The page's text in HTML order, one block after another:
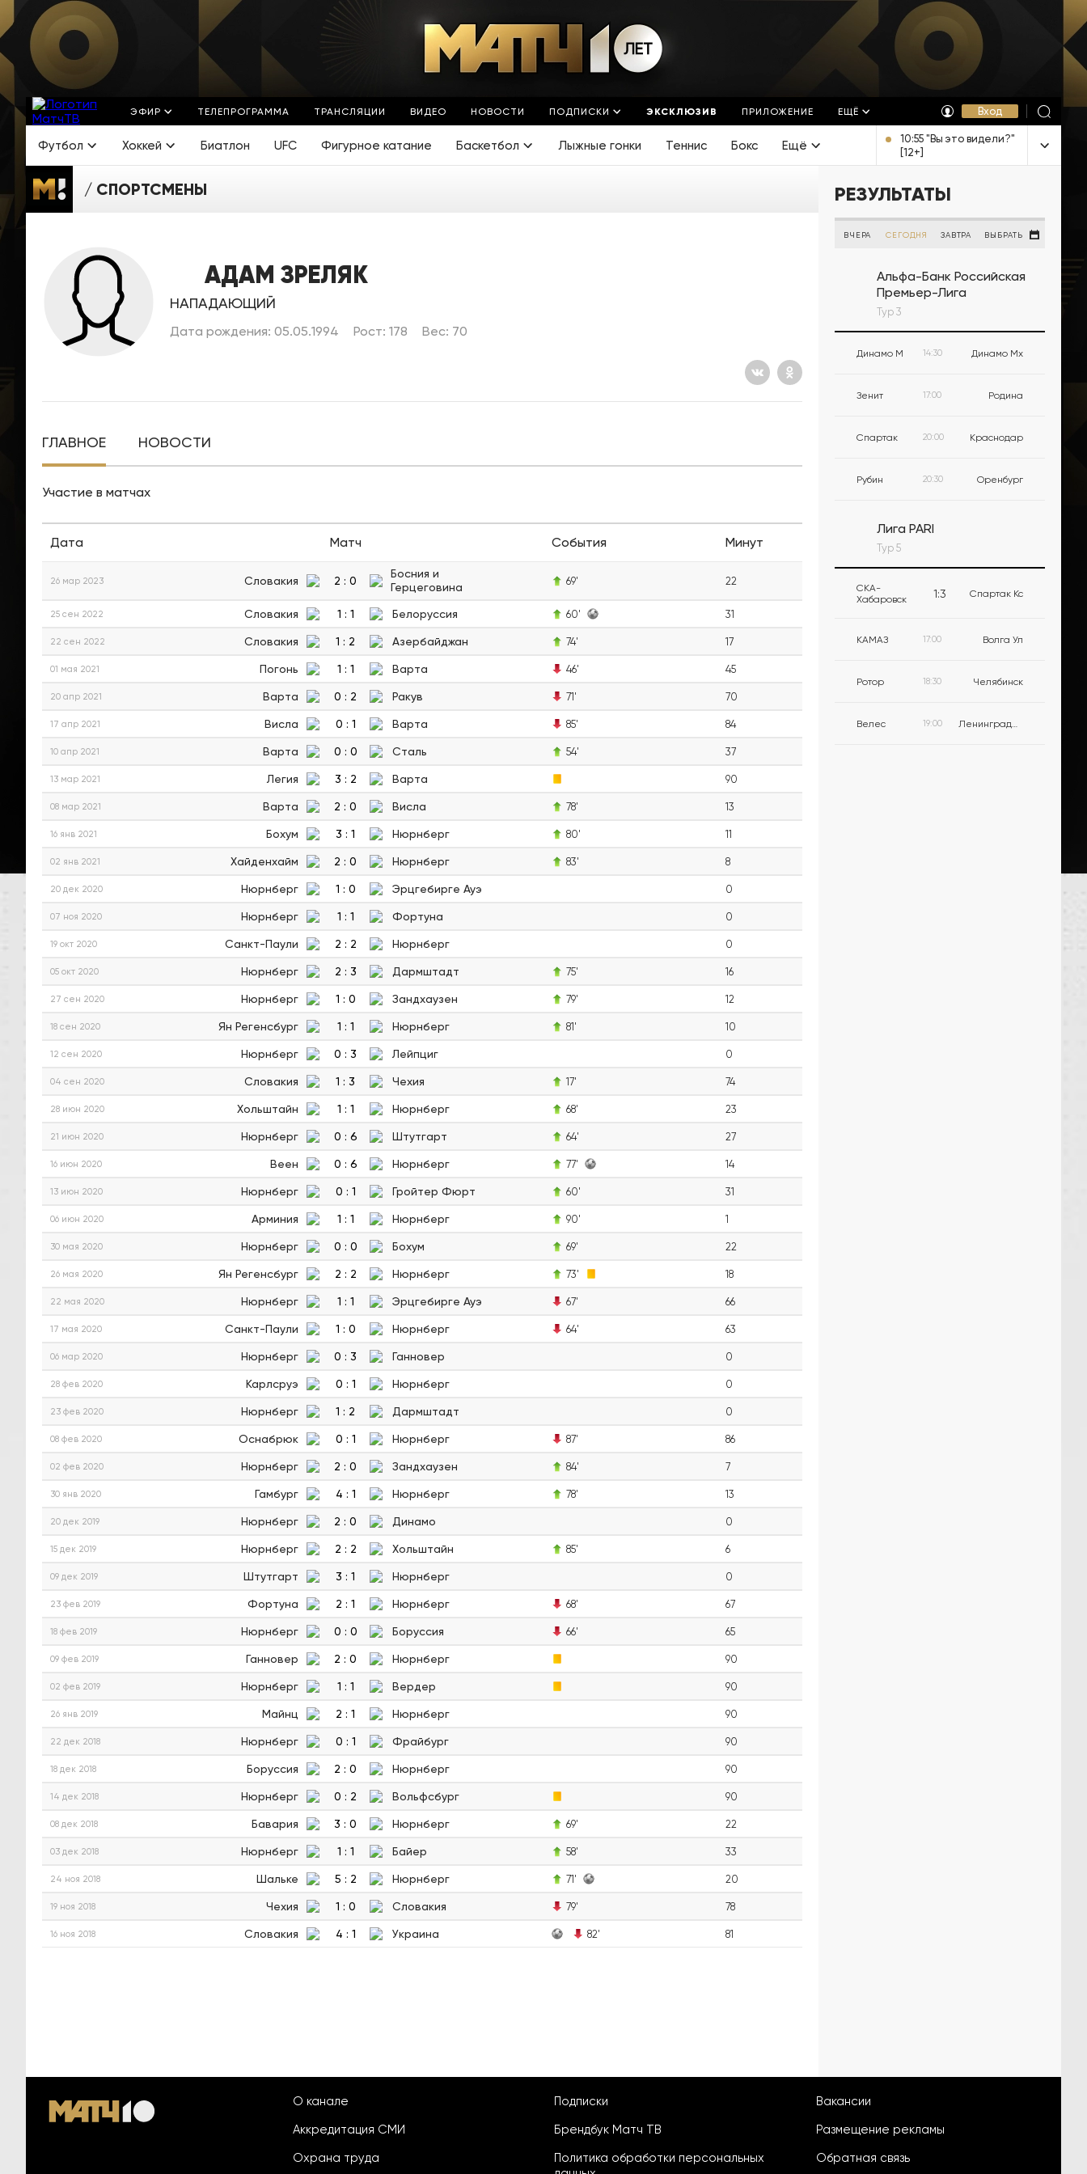
ЭФИР ТЕЛЕПРОГРАММА ТРАНСЛЯЦИИ ВИДЕО НОВОСТИ ПОДПИСКИ ЭКСКЛЮЗИВ ПРИЛОЖЕНИЕ ЕЩЁ Вход
Футбол Хоккей Биатлон UFC Фигурное катание Баскетбол Лыжные гонки Теннис Бокс Ещё
10:55 "Вы это видели?"
[12+]
СПОРТСМЕНЫ
АДАМ ЗРЕЛЯК
НАПАДАЮЩИЙ
Дата рождения: 05.05.1994 Рост: 178 Вес: 70
ГЛАВНОЕ НОВОСТИ
Участие в матчах
Дата Матч События Минут
26 мар 2023 Словакия 2 : 0
Босния и
Герцеговина
69' 22
25 сен 2022 Словакия 1 : 1 Белоруссия 60' 31
22 сен 2022 Словакия 1 : 2 Азербайджан 74' 17
01 мая 2021 Погонь 1 : 1 Варта 46' 45
20 апр 2021 Варта 0 : 2 Ракув 71' 70
17 апр 2021 Висла 0 : 1 Варта 85' 84
10 апр 2021 Варта 0 : 0 Сталь 54' 37
13 мар 2021 Легия 3 : 2 Варта 90
08 мар 2021 Варта 2 : 0 Висла 78' 13
16 янв 2021 Бохум 3 : 1 Нюрнберг 80' 11
02 янв 2021 Хайденхайм 2 : 0 Нюрнберг 83' 8
20 дек 2020 Нюрнберг 1 : 0 Эрцгебирге Ауэ 0
07 ноя 2020 Нюрнберг 1 : 1 Фортуна 0
19 окт 2020 Санкт-Паули 2 : 2 Нюрнберг 0
05 окт 2020 Нюрнберг 2 : 3 Дармштадт 75' 16
27 сен 2020 Нюрнберг 1 : 0 Зандхаузен 79' 12
18 сен 2020 Ян Регенсбург 1 : 1 Нюрнберг 81' 10
12 сен 2020 Нюрнберг 0 : 3 Лейпциг 0
04 сен 2020 Словакия 1 : 3 Чехия 17' 74
28 июн 2020 Хольштайн 1 : 1 Нюрнберг 68' 23
21 июн 2020 Нюрнберг 0 : 6 Штутгарт 64' 27
16 июн 2020 Веен 0 : 6 Нюрнберг 77' 14
13 июн 2020 Нюрнберг 0 : 1 Гройтер Фюрт 60' 31
06 июн 2020 Арминия 1 : 1 Нюрнберг 90' 1
30 мая 2020 Нюрнберг 0 : 0 Бохум 69' 22
26 мая 2020 Ян Регенсбург 2 : 2 Нюрнберг 73' 18
22 мая 2020 Нюрнберг 1 : 1 Эрцгебирге Ауэ 67' 66
17 мая 2020 Санкт-Паули 1 : 0 Нюрнберг 64' 63
06 мар 2020 Нюрнберг 0 : 3 Ганновер 0
28 фев 2020 Карлсруэ 0 : 1 Нюрнберг 0
23 фев 2020 Нюрнберг 1 : 2 Дармштадт 0
08 фев 2020 Оснабрюк 0 : 1 Нюрнберг 87' 86
02 фев 2020 Нюрнберг 2 : 0 Зандхаузен 84' 7
30 янв 2020 Гамбург 4 : 1 Нюрнберг 78' 13
20 дек 2019 Нюрнберг 2 : 0 Динамо 0
15 дек 2019 Нюрнберг 2 : 2 Хольштайн 85' 6
09 дек 2019 Штутгарт 3 : 1 Нюрнберг 0
23 фев 2019 Фортуна 2 : 1 Нюрнберг 68' 67
18 фев 2019 Нюрнберг 0 : 0 Боруссия 66' 65
09 фев 2019 Ганновер 2 : 0 Нюрнберг 90
02 фев 2019 Нюрнберг 1 : 1 Вердер 90
26 янв 2019 Майнц 2 : 1 Нюрнберг 90
22 дек 2018 Нюрнберг 0 : 1 Фрайбург 90
18 дек 2018 Боруссия 2 : 0 Нюрнберг 90
14 дек 2018 Нюрнберг 0 : 2 Вольфсбург 90
08 дек 2018 Бавария 3 : 0 Нюрнберг 69' 22
03 дек 2018 Нюрнберг 1 : 1 Байер 58' 33
24 ноя 2018 Шальке 5 : 2 Нюрнберг 71' 20
19 ноя 2018 Чехия 1 : 0 Словакия 79' 78
16 ноя 2018 Словакия 4 : 1 Украина 82' 81
РЕЗУЛЬТАТЫ
ВЧЕРА СЕГОДНЯ ЗАВТРА ВЫБРАТЬ
Альфа-Банк Российская
Премьер-Лига
Тур 3
Динамо М 14:30 Динамо Мх
Зенит 17:00 Родина
Спартак 20:00 Краснодар
Рубин 20:30 Оренбург
Лига PARI
Тур 5
СКА-
Хабаровск
1:3 Спартак Кс
КАМАЗ 17:00 Волга Ул
Ротор 18:30 Челябинск
Велес 19:00 Ленинградец
О канале
Аккредитация СМИ
Охрана труда
Подписки
Брендбук Матч ТВ
Политика обработки персональных
Вакансии
Размещение рекламы
Обратная связь